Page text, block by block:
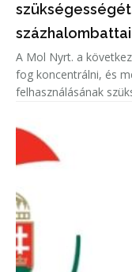
A Mol Nyrt. a
fog koncentrálni, és
felhasználásának